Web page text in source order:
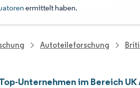
ermittelt haben.
Autoteileforschung
Unternehmen im Bereich